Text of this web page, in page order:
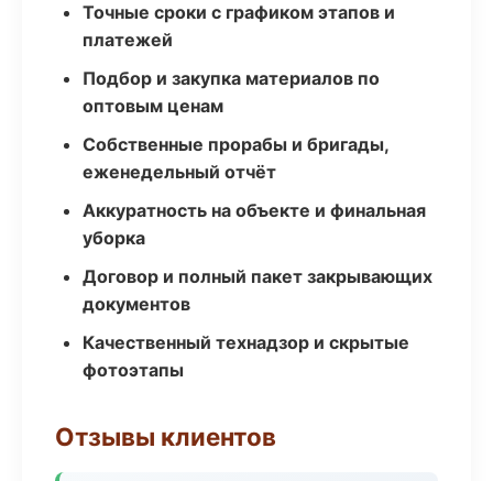
Точные сроки с графиком этапов и
платежей
Подбор и закупка материалов по
оптовым ценам
Собственные прорабы и бригады,
еженедельный отчёт
Аккуратность на объекте и финальная
уборка
Договор и полный пакет закрывающих
документов
Качественный технадзор и скрытые
фотоэтапы
Отзывы клиентов